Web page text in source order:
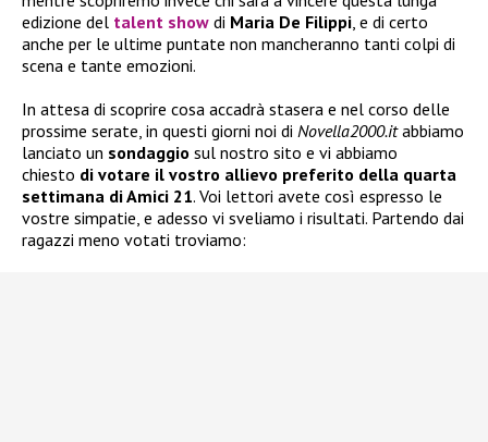
edizione del talent show di Maria De Filippi, e di certo
anche per le ultime puntate non mancheranno tanti colpi di
scena e tante emozioni.
In attesa di scoprire cosa accadrà stasera e nel corso delle
prossime serate, in questi giorni noi di Novella2000.itabbiamo
lanciato un sondaggio sul nostro sito e vi abbiamo
chiesto di votare il vostro allievo preferito della quarta
settimana di Amici 21. Voi lettori avete così espresso le
vostre simpatie, e adesso vi sveliamo i risultati. Partendo dai
ragazzi meno votati troviamo: